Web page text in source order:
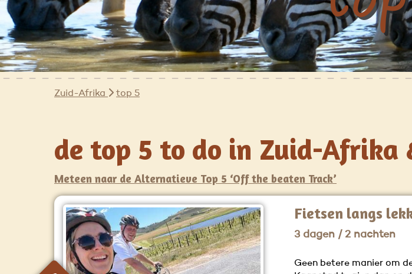
Zuid-Afrika top 5
de top 5 to do in Zuid-Afrika
Meteen naar de Alternatieve Top 5 ‘Off the beaten Track’
Fietsen langs
3 dagen / 2 nachten
Geen betere manier om